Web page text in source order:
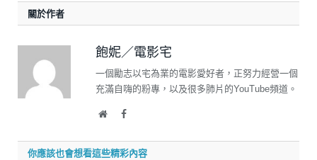
關於作者
飽妮／電影宅
一個勵志以宅為業的電影愛好者，正努力經營一個
充滿自嗨的粉專，以及很多肺片的YouTube頻道。
WebsiteFacebook
你應該也會想看這些精彩內容